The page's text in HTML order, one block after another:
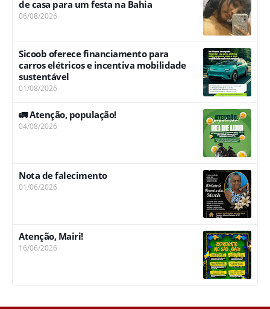
de casa para um festa na Bahia
06/08/2026
Sicoob oferece financiamento para
carros elétricos e incentiva mobilidade
sustentável
01/08/2026
🚛 Atenção, população!
04/08/2026
Nota de falecimento
01/06/2026
Atenção, Mairi!
16/06/2026